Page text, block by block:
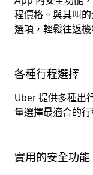
程價格。與其叫
選項，輕鬆往返機
各種行程選擇
Uber 提供多種出
量選擇最適合的行
實用的安全功能